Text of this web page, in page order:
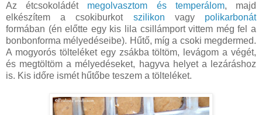
Az étcsokoládét megolvasztom és temperálom, majd
elkészítem a csokiburkot szilikon vagy polikarbonát
formában (én előtte egy kis lila csillámport vittem még fel a
bonbonforma mélyedéseibe). Hűtő, míg a csoki megdermed.
A mogyorós tölteléket egy zsákba töltöm, levágom a végét,
és megtöltöm a mélyedéseket, hagyva helyet a lezáráshoz
is. Kis időre ismét hűtőbe teszem a tölteléket.